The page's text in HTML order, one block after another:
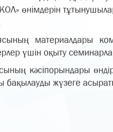
өнімдерін
материалдары
үшін оқыту
кәсіпорындары
бақылауды жүзеге